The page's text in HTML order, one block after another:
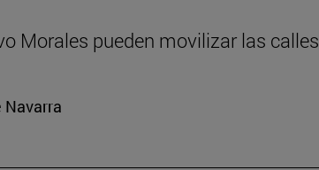
Morales pueden movilizar las calles
Navarra